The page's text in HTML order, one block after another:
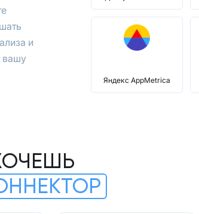
и
вашу
Яндекс AppMetrica